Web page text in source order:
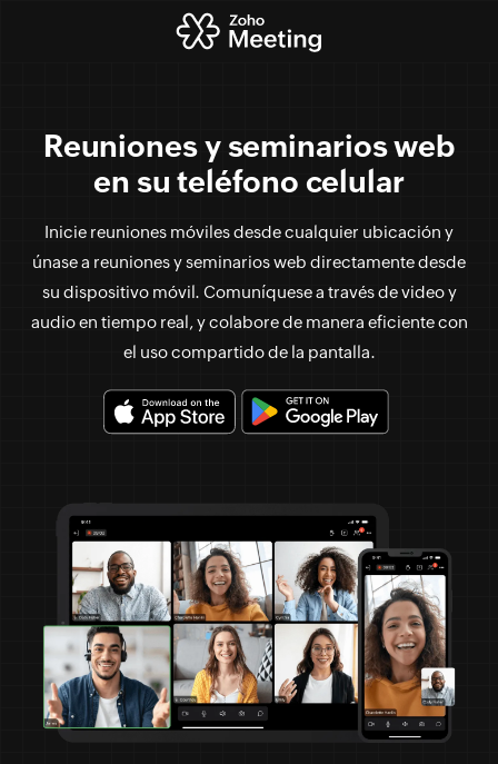
Reuniones y seminarios web
en su teléfono celular
Inicie reuniones móviles desde cualquier ubicación y
únase a reuniones y seminarios web directamente desde
su dispositivo móvil. Comuníquese a través de video y
audio en tiempo real, y colabore de manera eficiente con
el uso compartido de la pantalla.